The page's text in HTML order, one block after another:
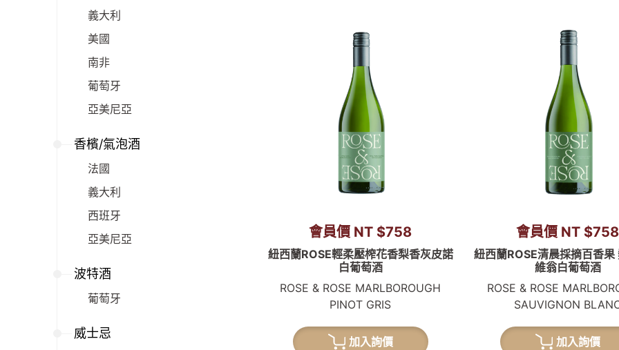
義大利
美國
南非
葡萄牙
亞美尼亞
香檳/氣泡酒
法國
義大利
西班牙
亞美尼亞
波特酒
葡萄牙
威士忌
會員價 NT $758
紐西蘭ROSE輕柔壓榨花香梨香灰皮諾
白葡萄酒
ROSE & ROSE MARLBOROUGH
PINOT GRIS
加入詢價
會員價 NT $758
紐西蘭ROSE清晨採摘百香果
維翁白葡萄酒
ROSE & ROSE
SAUVIGNON
加入詢價